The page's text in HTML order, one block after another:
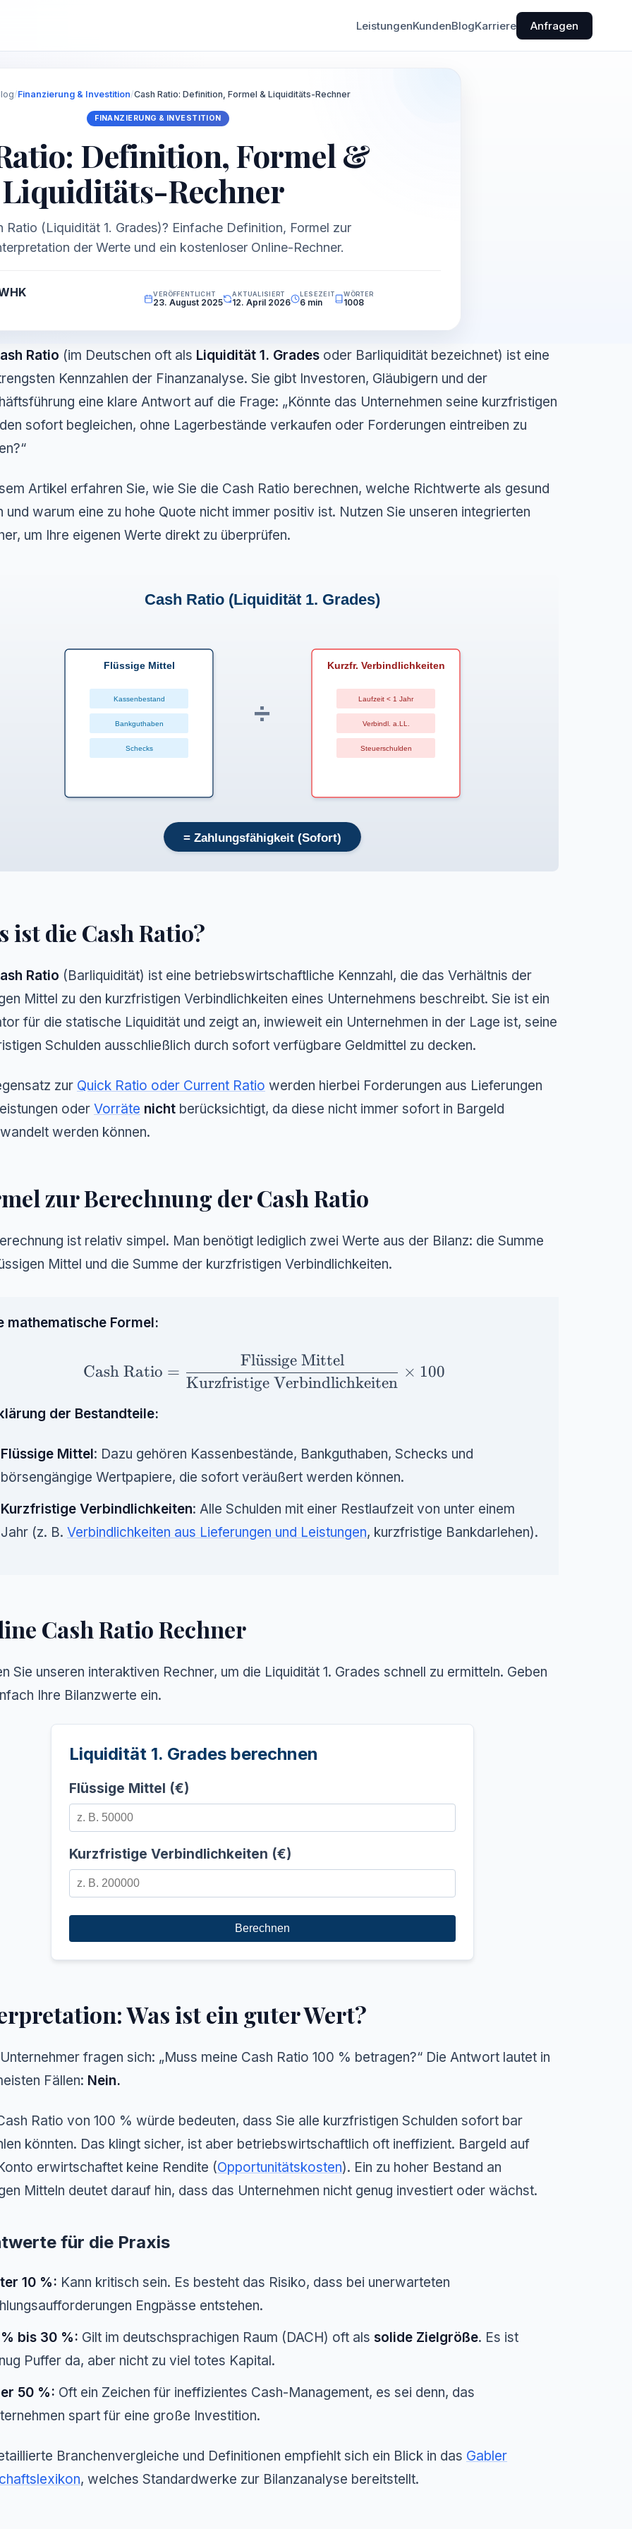
LeistungenKundenBlogKarriere Anfragen
/Finanzierung & Investition/Cash Ratio: Definition, Formel & Liquiditäts-Rechner
FINANZIERUNG & INVESTITION
Definition, Formel &
Liquiditäts-Rechner
Ratio (Liquidität 1. Grades)? Einfache Definition, Formel zur
der Werte und ein kostenloser Online-Rechner.
VERÖFFENTLICHT
23. August 2025
AKTUALISIERT
12. April 2026
LESEZEIT
6 min
WÖRTER
1008
Ratio (im Deutschen oft als Liquidität 1. Grades oder Barliquidität bezeichnet) ist eine
Kennzahlen der Finanzanalyse. Sie gibt Investoren, Gläubigern und der
eine klare Antwort auf die Frage: „Könnte das Unternehmen seine kurzfristigen
sofort begleichen, ohne Lagerbestände verkaufen oder Forderungen eintreiben zu
Artikel erfahren Sie, wie Sie die Cash Ratio berechnen, welche Richtwerte als gesund
und warum eine zu hohe Quote nicht immer positiv ist. Nutzen Sie unseren integrierten
um Ihre eigenen Werte direkt zu überprüfen.
Cash Ratio (Liquidität 1. Grades)
Flüssige Mittel
Kassenbestand
Bankguthaben
Schecks
÷
Kurzfr. Verbindlichkeiten
Laufzeit < 1 Jahr
Verbindl. a.LL.
Steuerschulden
= Zahlungsfähigkeit (Sofort)
ist die Cash Ratio?
Ratio (Barliquidität) ist eine betriebswirtschaftliche Kennzahl, die das Verhältnis der
Mittel zu den kurzfristigen Verbindlichkeiten eines Unternehmens beschreibt. Sie ist ein
für die statische Liquidität und zeigt an, inwieweit ein Unternehmen in der Lage ist, seine
Schulden ausschließlich durch sofort verfügbare Geldmittel zu decken.
zur Quick Ratio oder Current Ratio werden hierbei Forderungen aus Lieferungen
oder Vorräte nicht berücksichtigt, da diese nicht immer sofort in Bargeld
werden können.
zur Berechnung der Cash Ratio
ist relativ simpel. Man benötigt lediglich zwei Werte aus der Bilanz: die Summe
Mittel und die Summe der kurzfristigen Verbindlichkeiten.
mathematische Formel:
\text{Cash Ratio} = \frac{\text{Flüssige Mittel}}{\text{Kurzfristige
Cash Ratio =
Kurzfristige Verbindlichkeiten
Flu
¨ssige Mittel
× 100
der Bestandteile:
Flüssige Mittel: Dazu gehören Kassenbestände, Bankguthaben, Schecks und
börsengängige Wertpapiere, die sofort veräußert werden können.
Kurzfristige Verbindlichkeiten: Alle Schulden mit einer Restlaufzeit von unter einem
Jahr (z. B. Verbindlichkeiten aus Lieferungen und Leistungen, kurzfristige Bankdarlehen).
Cash Ratio Rechner
Sie unseren interaktiven Rechner, um die Liquidität 1. Grades schnell zu ermitteln. Geben
Ihre Bilanzwerte ein.
Liquidität 1. Grades berechnen
Flüssige Mittel (€)
Kurzfristige Verbindlichkeiten (€)
Berechnen
Was ist ein guter Wert?
fragen sich: „Muss meine Cash Ratio 100 % betragen?“ Die Antwort lautet in
Fällen: Nein.
Ratio von 100 % würde bedeuten, dass Sie alle kurzfristigen Schulden sofort bar
könnten. Das klingt sicher, ist aber betriebswirtschaftlich oft ineffizient. Bargeld auf
erwirtschaftet keine Rendite (Opportunitätskosten). Ein zu hoher Bestand an
Mitteln deutet darauf hin, dass das Unternehmen nicht genug investiert oder wächst.
für die Praxis
10 %: Kann kritisch sein. Es besteht das Risiko, dass bei unerwarteten
Engpässe entstehen.
bis 30 %: Gilt im deutschsprachigen Raum (DACH) oft als solide Zielgröße. Es ist
Puffer da, aber nicht zu viel totes Kapital.
50 %: Oft ein Zeichen für ineffizientes Cash-Management, es sei denn, das
spart für eine große Investition.
Branchenvergleiche und Definitionen empfiehlt sich ein Blick in das Gabler
, welches Standardwerke zur Bilanzanalyse bereitstellt.